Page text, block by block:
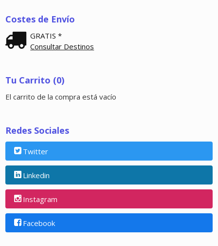
Costes de Envío
GRATIS *
Consultar Destinos
Tu Carrito (0)
El carrito de la compra está vacío
Redes Sociales
Twitter
Linkedin
Instagram
Facebook